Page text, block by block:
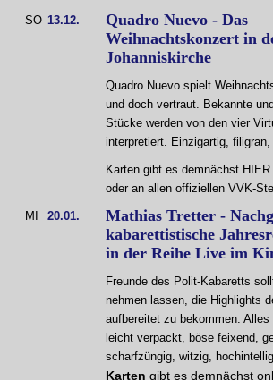
SO 13.12.
Quadro Nuevo - Das
Weihnachtskonzert in
Johanniskirche
Quadro Nuevo spielt
und doch vertraut. Bekannte
Stücke werden von den vier
interpretiert. Einzigartig,
Karten gibt es demnächst
oder an allen offiziellen VVK-
MI 20.01.
Mathias Tretter -
kabarettistische
in der Reihe Live im
Freunde des Polit-Kabaretts
nehmen lassen, die Highlights
aufbereitet zu bekommen.
leicht verpackt, böse feixend,
scharfzüngig, witzig,
Karten gibt es demnächst